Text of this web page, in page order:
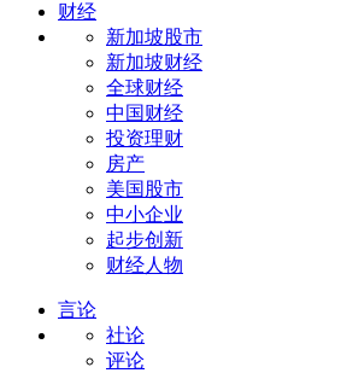
财经
新加坡股市
新加坡财经
全球财经
中国财经
投资理财
房产
美国股市
中小企业
起步创新
财经人物
言论
社论
评论